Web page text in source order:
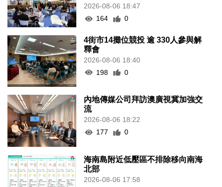
2026-08-06 18:47
164
0
4街市14攤位競投 逾 330人參與解
釋會
2026-08-06 18:40
198
0
內地傳媒公司拜訪澳廣視冀加強交
流
2026-08-06 18:22
177
0
海南島附近低壓區不排除移向南海
北部
2026-08-06 17:58